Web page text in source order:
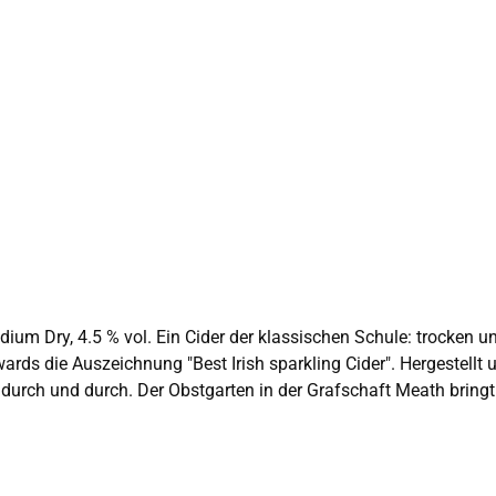
die Auszeichnung "Best Irish sparkling Cider".
Äpfel Irlands hervor. Mit
wird sichergestellt, dass von der Blüte bis zur Flasche der